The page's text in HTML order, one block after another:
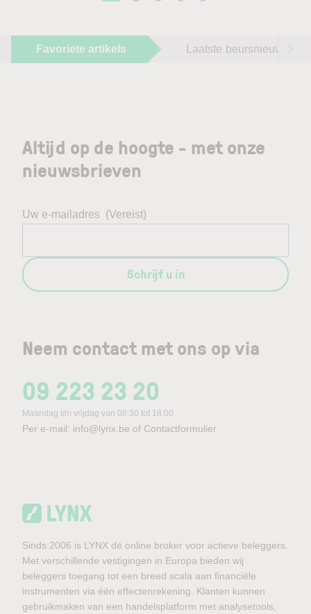
Favoriete artikels Laatste beursnieuws
Neem contact met ons op via
09 223 23 20
Maandag t/m vrijdag van 08:30 tot 18:00
Per e-mail: info@lynx.be of Contactformulier
Altijd op de hoogte - met onze
nieuwsbrieven
Uw e-mailadres (Vereist)
Schrijf u in
Sinds 2006 is LYNX dé online broker voor actieve beleggers.
Met verschillende vestigingen in Europa bieden wij
beleggers toegang tot een breed scala aan financiële
instrumenten via één effectenrekening. Klanten kunnen
gebruikmaken van een handelsplatform met analysetools,